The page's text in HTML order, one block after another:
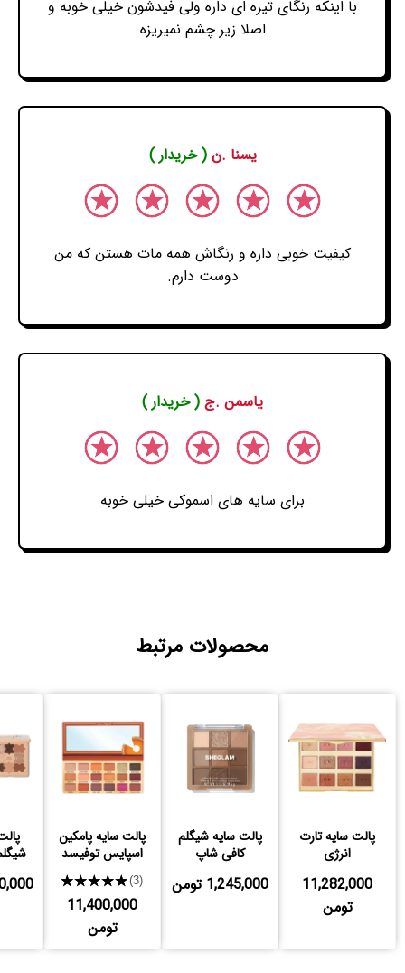
با اینکه رنگای تیره ای داره ولی فیدشون خیلی خوبه و
اصلا زیر چشم نمیریزه
یسنا .ن( خریدار )
کیفیت خوبی داره و رنگاش همه مات هستن که من
دوست دارم.
یاسمن .ج ( خریدار )
برای سایه های اسموکی خیلی خوبه
محصولات مرتبط
پالت سایه تارت
انرژی
11,282,000
تومن
پالت سایه شیگلم
کافی شاپ
1,245,000 تومن
پالت سایه پامکین
اسپایس توفیسد
★★★★★(3)
11,400,000
تومن